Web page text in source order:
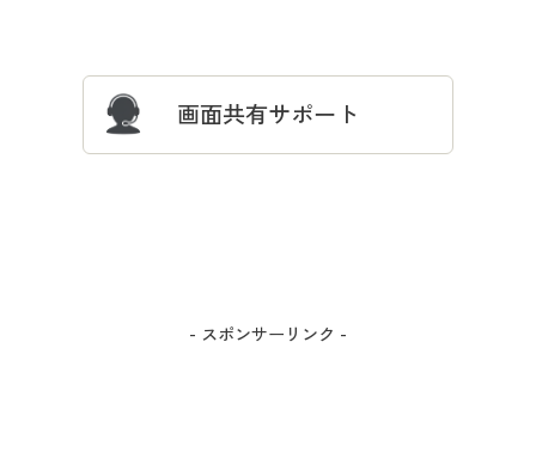
画面共有サポート
- スポンサーリンク -